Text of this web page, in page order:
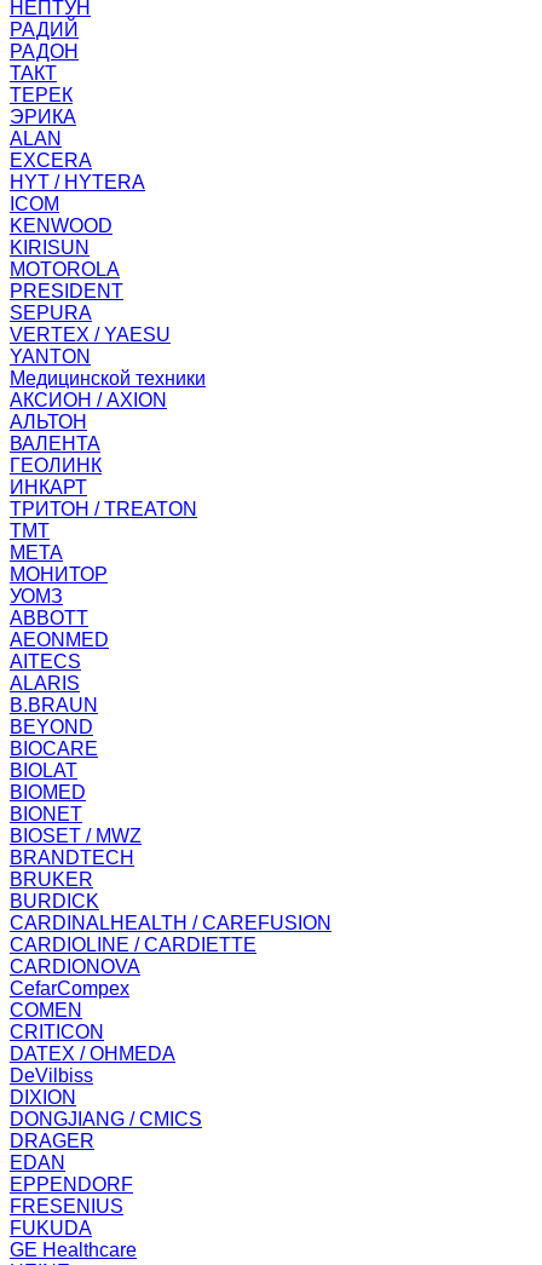
НЕПТУН
РАДИЙ
РАДОН
ТАКТ
ТЕРЕК
ЭРИКА
ALAN
EXCERA
HYT / HYTERA
ICOM
KENWOOD
KIRISUN
MOTOROLA
PRESIDENT
SEPURA
VERTEX / YAESU
YANTON
Медицинской техники
АКСИОН / AXION
АЛЬТОН
ВАЛЕНТА
ГЕОЛИНК
ИНКАРТ
ТРИТОН / TREATON
ТМТ
МЕТА
МОНИТОР
УОМЗ
ABBOTT
AEONMED
AITECS
ALARIS
B.BRAUN
BEYOND
BIOCARE
BIOLAT
BIOMED
BIONET
BIOSET / MWZ
BRANDTECH
BRUKER
BURDICK
CARDINALHEALTH / CAREFUSION
CARDIOLINE / CARDIETTE
CARDIONOVA
CefarCompex
COMEN
CRITICON
DATEX / OHMEDA
DeVilbiss
DIXION
DONGJIANG / CMICS
DRAGER
EDAN
EPPENDORF
FRESENIUS
FUKUDA
GE Healthcare